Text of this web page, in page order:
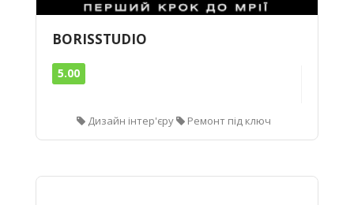
BORISSTUDIO
5.00
Дизайн інтер'єру Ремонт під ключ